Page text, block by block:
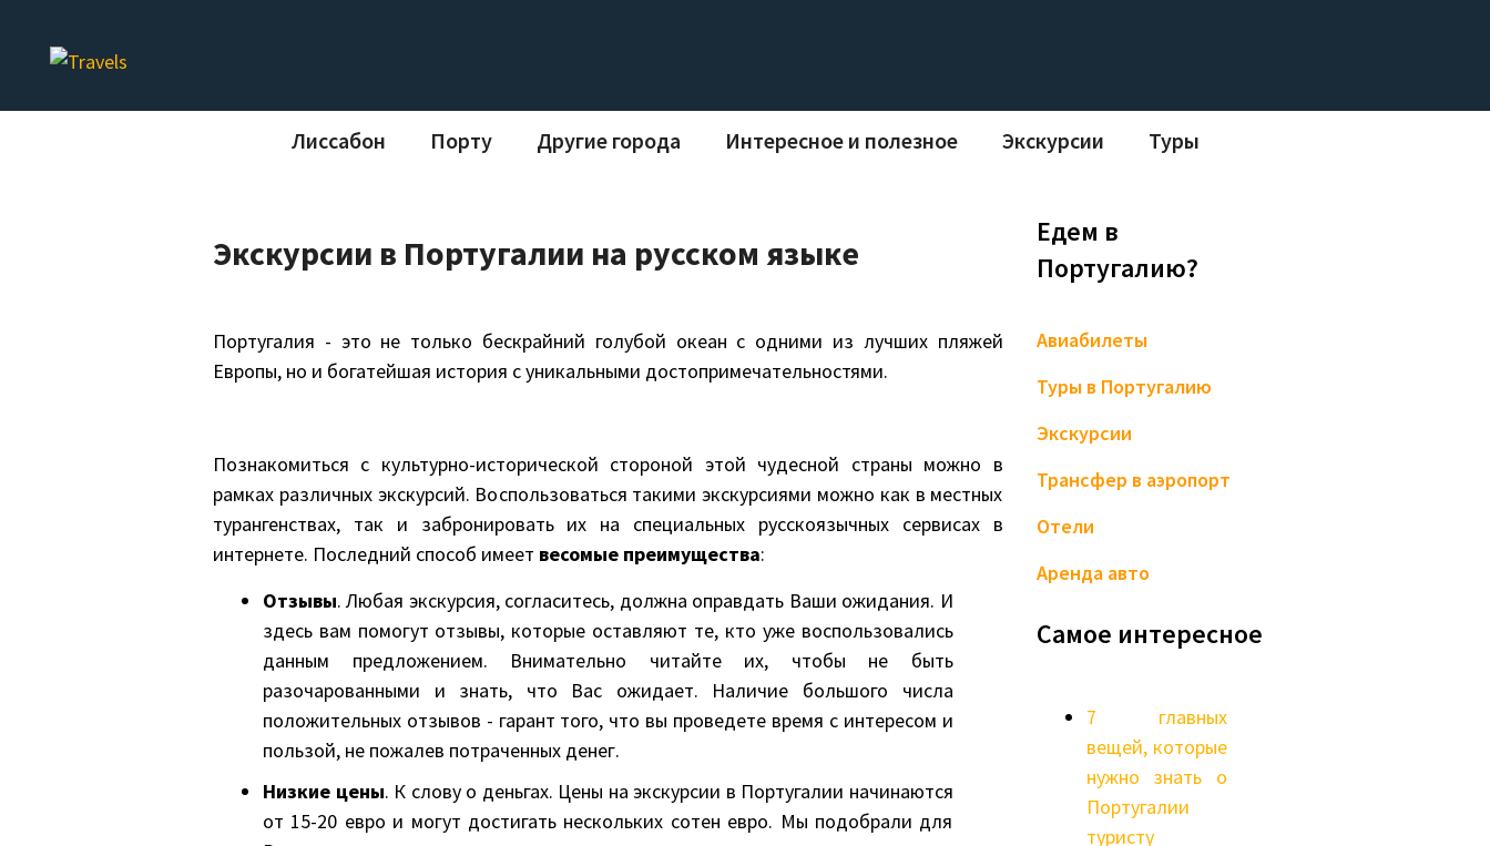
Лиссабон Порту Другие города Интересное и полезное Экскурсии Туры
Экскурсии в Португалии на русском языке
Португалия - это не только бескрайний голубой океан с одними из лучших пляжей
Европы, но и богатейшая история с уникальными достопримечательностями.
Познакомиться с культурно-исторической стороной этой чудесной страны можно в
рамках различных экскурсий. Воспользоваться такими экскурсиями можно как в местных
турангенствах, так и забронировать их на специальных русскоязычных сервисах в
интернете. Последний способ имеет весомые преимущества:
Отзывы. Любая экскурсия, согласитесь, должна оправдать Ваши ожидания. И
здесь вам помогут отзывы, которые оставляют те, кто уже воспользовались
данным предложением. Внимательно читайте их, чтобы не быть
разочарованными и знать, что Вас ожидает. Наличие большого числа
положительных отзывов - гарант того, что вы проведете время с интересом и
пользой, не пожалев потраченных денег.
Низкие цены. К слову о деньгах. Цены на экскурсии в Португалии начинаются
от 15-20 евро и могут достигать нескольких сотен евро. Мы подобрали для
Едем в
Португалию?
Авиабилеты
Туры в Португалию
Экскурсии
Трансфер в аэропорт
Отели
Аренда авто
Самое интересное
7 главных
вещей, которые
нужно знать о
Португалии
туристу